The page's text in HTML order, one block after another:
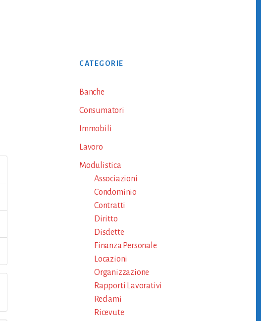
Primary
Sidebar
CATEGORIE
Banche
Consumatori
Immobili
Lavoro
Modulistica
Associazioni
Condominio
Contratti
Diritto
Disdette
Finanza Personale
Locazioni
Organizzazione
Rapporti Lavorativi
Reclami
Ricevute